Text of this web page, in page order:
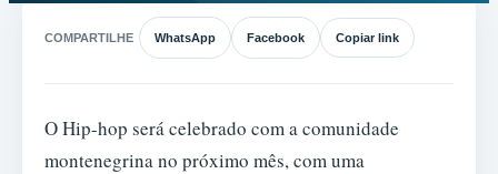
COMPARTILHE WhatsApp Facebook Copiar link
O Hip-hop será celebrado com a comunidade
montenegrina no próximo mês, com uma